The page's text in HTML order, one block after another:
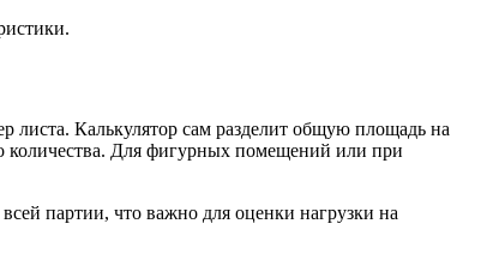
листа. Калькулятор сам разделит общую площадь на
количества. Для фигурных помещений или при
партии, что важно для оценки нагрузки на